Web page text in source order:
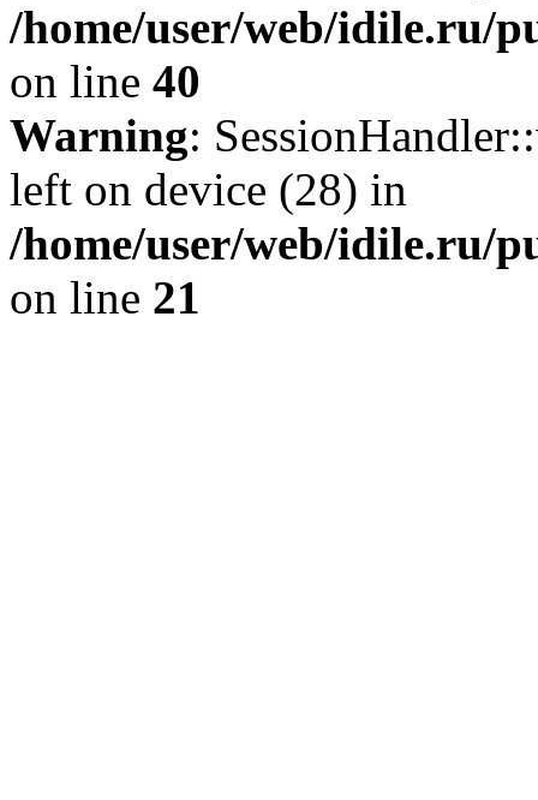
/home/user/web/idile.ru/
on line 40
Warning:
left on device (28) in
/home/user/web/idile.ru/
on line 21